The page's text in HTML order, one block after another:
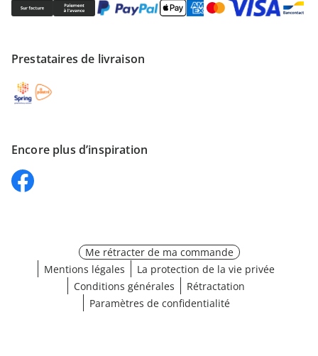
Prestataires de livraison
Encore plus d’inspiration
Me rétracter de ma commande
Mentions légales
La protection de la vie privée
Conditions générales
Rétractation
Paramètres de confidentialité